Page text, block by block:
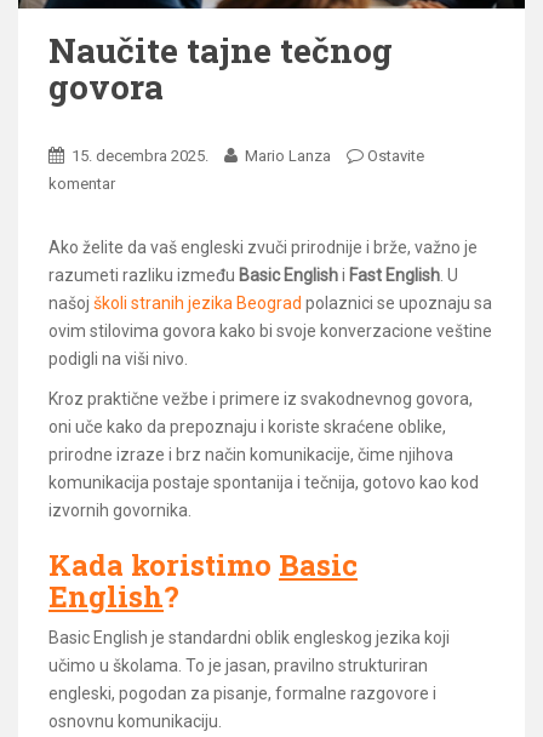
Naučite tajne tečnog
govora
15. decembra 2025. Mario Lanza
Ostavite
komentar
Ako želite da vaš engleski zvuči prirodnije i brže, važno je
razumeti razliku između Basic Englishi Fast English . U
našoj školi stranih jezika Beograd polaznici se upoznaju sa
ovim stilovima govora kako bi svoje konverzacione veštine
podigli na viši nivo.
Kroz praktične vežbe i primere iz svakodnevnog govora,
oni uče kako da prepoznaju i koriste skraćene oblike,
prirodne izraze i brz način komunikacije, čime njihova
komunikacija postaje spontanija i tečnija, gotovo kao kod
izvornih govornika.
Kada koristimo Basic
English?
Basic English je standardni oblik engleskog jezika koji
učimo u školama. To je jasan, pravilno strukturiran
engleski, pogodan za pisanje, formalne razgovore i
osnovnu komunikaciju.